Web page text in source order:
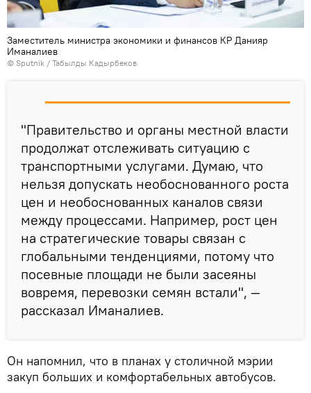
Заместитель министра экономики и финансов КР Данияр
Иманалиев
© Sputnik / Табылды Кадырбеков
"Правительство и органы местной власти
продолжат отслеживать ситуацию с
транспортными услугами. Думаю, что
нельзя допускать необоснованного роста
цен и необоснованных каналов связи
между процессами. Например, рост цен
на стратегические товары связан с
глобальными тенденциями, потому что
посевные площади не были засеяны
вовремя, перевозки семян встали", —
рассказал Иманалиев.
Он напомнил, что в планах у столичной мэрии
закуп больших и комфортабельных автобусов.